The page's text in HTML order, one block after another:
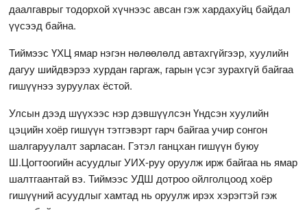
даалгаврыг тодорхой хүчнээс авсан гэж хардахуйц байдал
үүсээд байна.
Тиймээс ҮХЦ ямар нэгэн нөлөөлөлд автахгүйгээр, хуулийн
дагуу шийдвэрээ хурдан гаргаж, гарын үсэг зурахгүй байгаа
гишүүнээ зуруулах ёстой.
Улсын дээд шүүхээс нэр дэвшүүлсэн Үндсэн хуулийн
цэцийн хоёр гишүүн тэтгэвэрт гарч байгаа учир сонгон
шалгаруулалт зарласан. Гэтэл ганцхан гишүүн буюу
Ш.Цогтоогийн асуудлыг УИХ-руу оруулж ирж байгаа нь ямар
шалтгаантай вэ. Тиймээс УДШ дотроо ойлголцоод хоёр
гишүүний асуудлыг хамтад нь оруулж ирэх хэрэгтэй гэж